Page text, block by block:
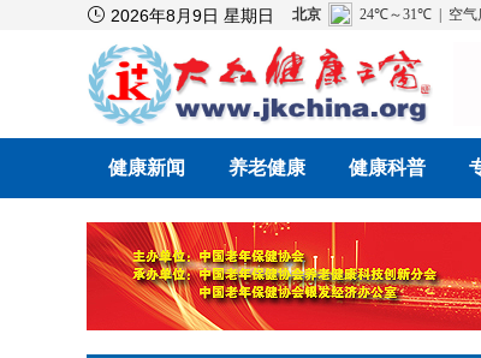
 2026年8月9日 星期日
健康新闻 养老健康 健康科普